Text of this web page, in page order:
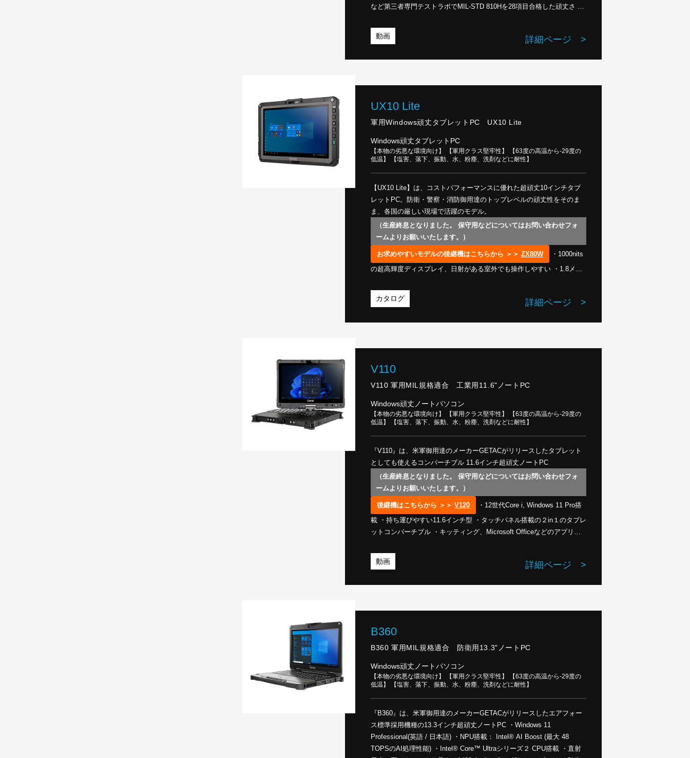
など第三者専門テストラボでMIL-STD 810Hを28項目合格した頑丈さ ・
塩害※にも強い耐性 ・キッティング、Microsoft Officeなどのアプリの
インストールも対応 ・人為的ミスによる損傷も３年間無償保証・国内修
動画 詳細ページ >
UX10 Lite
軍用Windows頑丈タブレットPC UX10 Lite
Windows頑丈タブレットPC
【本物の劣悪な環境向け】 【軍用クラス堅牢性】 【63度の高温から-29度の
低温】 【塩害、落下、振動、水、粉塵、洗剤などに耐性】
【UX10 Lite】は、コストパフォーマンスに優れた超頑丈10インチタブ
レットPC。防衛・警察・消防御用達のトップレベルの頑丈性をそのま
ま、各国の厳しい現場で活躍のモデル。
（生産終息となりました。 保守用などについてはお問い合わせフォ
ームよりお願いいたします。）
お求めやすいモデルの後継機はこちらから ＞＞ ZX80W
の超高輝度ディスプレイ、日射がある室外でも操作しやすい ・1.8メー
(第三者機関にて認証） ・Windows 10/11 IoTオプションで搭載可能 ・
動作温度範囲-29℃ ～ 63℃ (猛暑日から冷凍倉庫まで対応) ・バーコード
カタログ 詳細ページ >
V110
V110 軍用MIL規格適合 工業用11.6"ノートPC
Windows頑丈ノートパソコン
【本物の劣悪な環境向け】 【軍用クラス堅牢性】 【63度の高温から-29度の
低温】 【塩害、落下、振動、水、粉塵、洗剤などに耐性】
『V110』は、米軍御用達のメーカーGETACがリリースしたタブレット
としても使えるコンバーチブル 11.6インチ超頑丈ノートPC
（生産終息となりました。 保守用などについてはお問い合わせフォ
ームよりお願いいたします。）
後継機はこちらから ＞＞ V120
載 ・持ち運びやすい11.6インチ型 ・タッチパネル搭載の２in１のタブレ
ットコンバーチブル ・キッティング、Microsoft Officeなどのアプリの
STD 810Hを26項目合格した頑丈さ ・人為的ミスによる損傷も３年間無
償保証・国内修理 ・動作温度範囲-29℃ ～ 63℃ (猛暑日から冷凍倉庫ま
動画 詳細ページ >
B360
B360 軍用MIL規格適合 防衛用13.3"ノートPC
Windows頑丈ノートパソコン
【本物の劣悪な環境向け】 【軍用クラス堅牢性】 【63度の高温から-29度の
低温】 【塩害、落下、振動、水、粉塵、洗剤などに耐性】
『B360』は、米軍御用達のメーカーGETACがリリースしたエアフォー
ス標準採用機種の13.3インチ超頑丈ノートPC ・Windows 11
Professional(英語 / 日本語) ・NPU搭載： Intel® AI Boost (最大 48
TOPSのAI処理性能) ・Intel® Core™ Ultraシリーズ２ CPU搭載 ・直射